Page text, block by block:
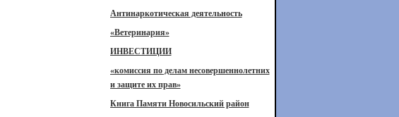
Антинаркотическая деятельность
«Ветеринария»
ИНВЕСТИЦИИ
«комиссия по делам несовершеннолетних
и защите их прав»
Книга Памяти Новосильский район